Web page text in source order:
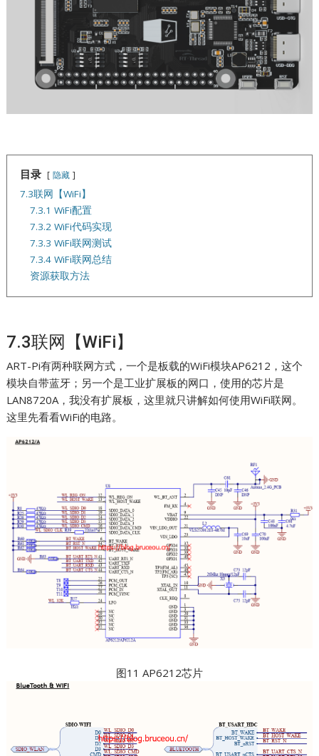
目录 隐藏
7.3联网【WiFi】
7.3.1 WiFi配置
7.3.2 WiFi代码实现
7.3.3 WiFi联网测试
7.3.4 WiFi联网总结
资源获取方法
7.3联网【WiFi】
ART-Pi有两种联网方式，一个是板载的WiFi模块AP6212，这个
模块自带蓝牙；另一个是工业扩展板的网口，使用的芯片是
LAN8720A，我没有扩展板，这里就只讲解如何使用WiFi联网。
这里先看看WiFi的电路。
图11 AP6212芯片